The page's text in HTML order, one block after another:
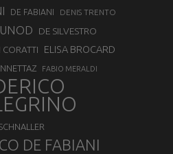
DE FABIANI DENIS TRENTO
DE SILVESTRO
CORATTI ELISA BROCARD
FABIO MERALDI
DE FABIANI